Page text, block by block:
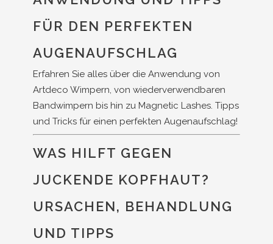
FÜR DEN PERFEKTEN
AUGENAUFSCHLAG
Erfahren Sie alles über die Anwendung von
Artdeco Wimpern, von wiederverwendbaren
Bandwimpern bis hin zu Magnetic Lashes. Tipps
und Tricks für einen perfekten Augenaufschlag!
WAS HILFT GEGEN
JUCKENDE KOPFHAUT?
URSACHEN, BEHANDLUNG
UND TIPPS